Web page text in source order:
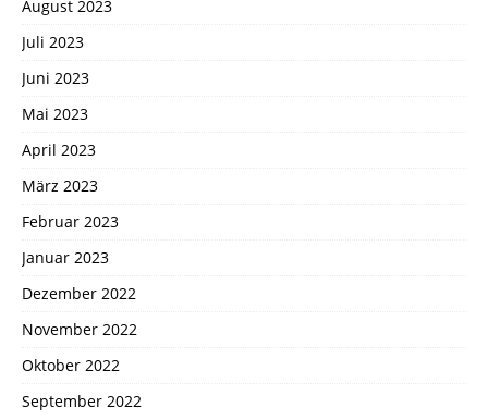
August 2023
Juli 2023
Juni 2023
Mai 2023
April 2023
März 2023
Februar 2023
Januar 2023
Dezember 2022
November 2022
Oktober 2022
September 2022